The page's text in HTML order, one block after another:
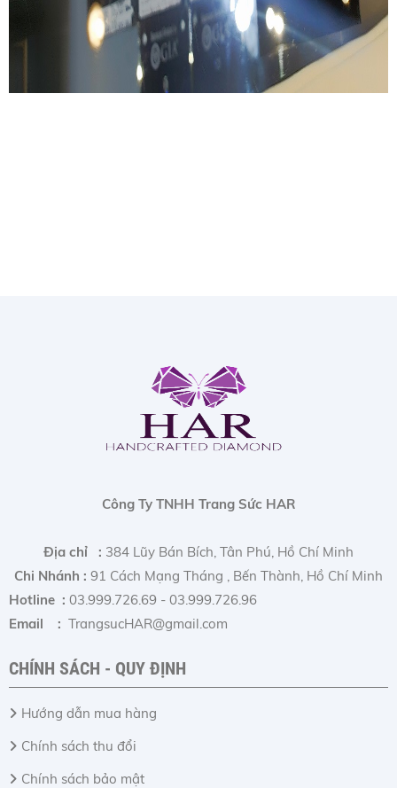
Công Ty TNHH Trang Sức HAR
Địa chỉ : 384 Lũy Bán Bích, Tân Phú, Hồ Chí Minh
Chi Nhánh : 91 Cách Mạng Tháng , Bến Thành, Hồ Chí Minh
Hotline : 03.999.726.69 - 03.999.726.96
Email : TrangsucHAR@gmail.com
CHÍNH SÁCH - QUY ĐỊNH
Hướng dẫn mua hàng
Chính sách thu đổi
Chính sách bảo mật